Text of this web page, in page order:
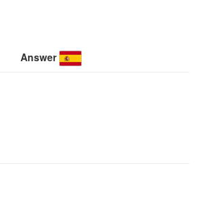
Answer